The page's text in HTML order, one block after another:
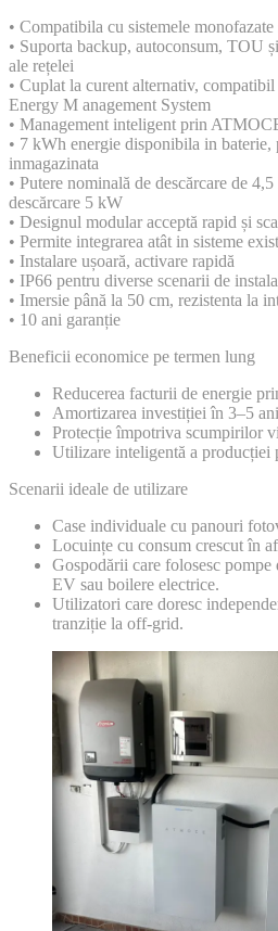
• Compatibila cu sistemele
• Suporta backup, autoconsum, TOU
ale rețelei
• Cuplat la curent alternativ,
Energy M anagement System
• Management inteligent prin
• 7 kWh energie disponibila in
inmagazinata
• Putere nominală de descărcare de
descărcare 5 kW
• Designul modular acceptă rapid și
• Permite integrarea atât in sisteme
• Instalare ușoară, activare rapidă
• IP66 pentru diverse scenarii de
• Imersie până la 50 cm, rezistenta la
• 10 ani garanție
Beneficii economice pe termen lung
Reducerea facturii de energie
Amortizarea investiției în 3–5
Protecție împotriva scumpirilor
Utilizare inteligentă a producției
Scenarii ideale de utilizare
Case individuale cu panouri
Locuințe cu consum crescut în
Gospodării care folosesc
EV sau boilere electrice.
Utilizatori care doresc
tranziție la off-grid.